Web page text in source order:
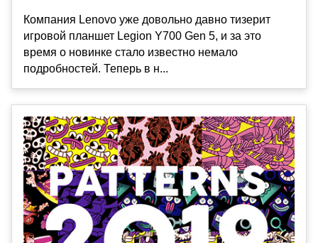
Компания Lenovo уже довольно давно тизерит
игровой планшет Legion Y700 Gen 5, и за это
время о новинке стало известно немало
подробностей. Теперь в н...